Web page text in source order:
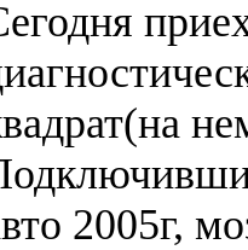
2005г,